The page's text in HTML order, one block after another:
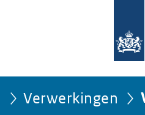
Verwerkingen